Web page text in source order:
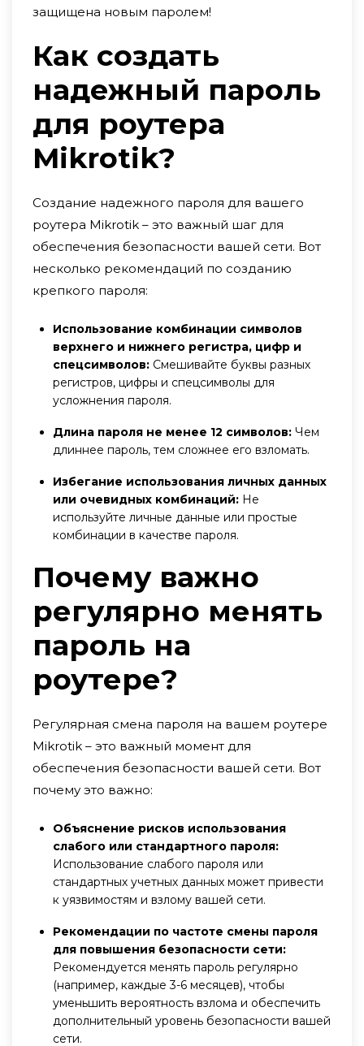
защищена новым паролем!
Как создать
надежный пароль
для роутера
Mikrotik?
Создание надежного пароля для вашего
роутера Mikrotik – это важный шаг для
обеспечения безопасности вашей сети. Вот
несколько рекомендаций по созданию
крепкого пароля:
Использование комбинации символов
верхнего и нижнего регистра, цифр и
спецсимволов: Смешивайте буквы разных
регистров, цифры и спецсимволы для
усложнения пароля.
Длина пароля не менее 12 символов: Чем
длиннее пароль, тем сложнее его взломать.
Избегание использования личных данных
или очевидных комбинаций: Не
используйте личные данные или простые
комбинации в качестве пароля.
Почему важно
регулярно менять
пароль на
роутере?
Регулярная смена пароля на вашем роутере
Mikrotik – это важный момент для
обеспечения безопасности вашей сети. Вот
почему это важно:
Объяснение рисков использования
слабого или стандартного пароля:
Использование слабого пароля или
стандартных учетных данных может привести
к уязвимостям и взлому вашей сети.
Рекомендации по частоте смены пароля
для повышения безопасности сети:
Рекомендуется менять пароль регулярно
(например, каждые 3-6 месяцев), чтобы
уменьшить вероятность взлома и обеспечить
дополнительный уровень безопасности вашей
сети.